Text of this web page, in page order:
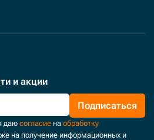
и акции
Подписаться
даю согласие на обработку
же на получение информационных и